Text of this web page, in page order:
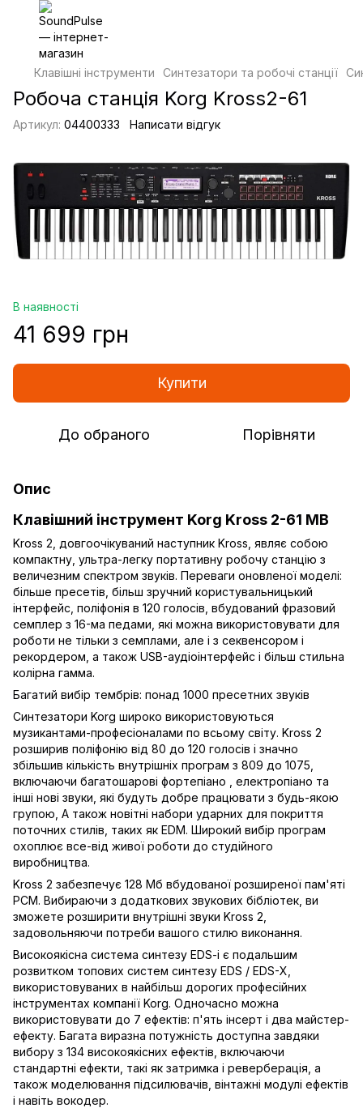
Клавішні інструменти Синтезатори та робочі станції
Робоча станція Korg Kross2-61
Артикул: 04400333 Написати відгук
В наявності
41 699 грн
Купити
До обраного Порівняти
Опис
Клавішний інструмент Korg Kross 2-61 MB
Kross 2, довгоочікуваний наступник Kross, являє собою
компактну, ультра-легку портативну робочу станцію з
величезним спектром звуків. Переваги оновленої моделі:
більше пресетів, більш зручний користувальницький
інтерфейс, поліфонія в 120 голосів, вбудований фразовий
семплер з 16-ма педами, які можна використовувати для
роботи не тільки з семплами, але і з секвенсором і
рекордером, а також USB-аудіоінтерфейс і більш стильна
колірна гамма.
Багатий вибір тембрів: понад 1000 пресетних звуків
Синтезатори Korg широко використовуються
музикантами-професіоналами по всьому світу. Kross 2
розширив поліфонію від 80 до 120 голосів і значно
збільшив кількість внутрішніх програм з 809 до 1075,
включаючи багатошарові фортепіано , електропіано та
інші нові звуки, які будуть добре працювати з будь-якою
групою, А також новітні набори ударних для покриття
поточних стилів, таких як EDM. Широкий вибір програм
охоплює все-від живої роботи до студійного
виробництва.
Kross 2 забезпечує 128 Мб вбудованої розширеної пам'яті
PCM. Вибираючи з додаткових звукових бібліотек, ви
зможете розширити внутрішні звуки Kross 2,
задовольняючи потреби вашого стилю виконання.
Високоякісна система синтезу EDS-i є подальшим
розвитком топових систем синтезу EDS / EDS-X,
використовуваних в найбільш дорогих професійних
інструментах компанії Korg. Одночасно можна
використовувати до 7 ефектів: п'ять інсерт і два майстер-
ефекту. Багата виразна потужність доступна завдяки
вибору з 134 високоякісних ефектів, включаючи
стандартні ефекти, такі як затримка і реверберація, а
також моделювання підсилювачів, вінтажні модулі ефектів
і навіть вокодер.